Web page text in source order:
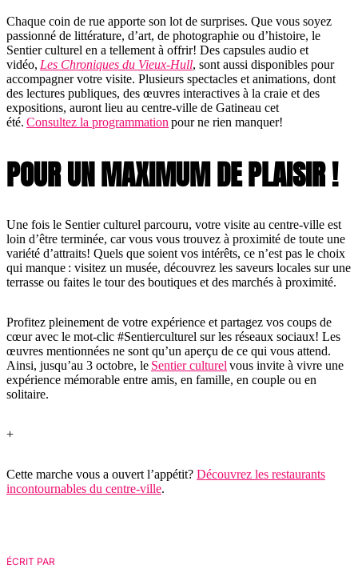
Chaque coin de rue apporte son lot de surprises. Que vous soyez
passionné de littérature, d’art, de photographie ou d’histoire, le
Sentier culturel en a tellement à offrir! Des capsules audio et
vidéo, Les Chroniques du Vieux-Hull, sont aussi disponibles pour
accompagner votre visite. Plusieurs spectacles et animations, dont
des lectures publiques, des œuvres interactives à la craie et des
expositions, auront lieu au centre-ville de Gatineau cet
été. Consultez la programmation pour ne rien manquer!
POUR UN MAXIMUM DE PLAISIR !
Une fois le Sentier culturel parcouru, votre visite au centre-ville est
loin d’être terminée, car vous vous trouvez à proximité de toute une
variété d’attraits! Quels que soient vos intérêts, ce n’est pas le choix
qui manque : visitez un musée, découvrez les saveurs locales sur une
terrasse ou faites le tour des boutiques et des marchés à proximité.
Profitez pleinement de votre expérience et partagez vos coups de
cœur avec le mot-clic #Sentierculturel sur les réseaux sociaux! Les
œuvres mentionnées ne sont qu’un aperçu de ce qui vous attend.
Ainsi, jusqu’au 3 octobre, le Sentier culturel vous invite à vivre une
expérience mémorable entre amis, en famille, en couple ou en
solitaire.
+
Cette marche vous a ouvert l’appétit? Découvrez les restaurants
incontournables du centre-ville.
ÉCRIT PAR